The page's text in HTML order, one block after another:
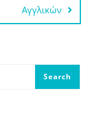
Αγγλικών